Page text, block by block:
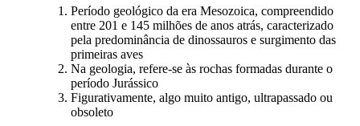
Período geológico da era Mesozoica, compreendido
entre 201 e 145 milhões de anos atrás, caracterizado
pela predominância de dinossauros e surgimento das
primeiras aves
Na geologia, refere-se às rochas formadas durante o
período Jurássico
Figurativamente, algo muito antigo, ultrapassado ou
obsoleto